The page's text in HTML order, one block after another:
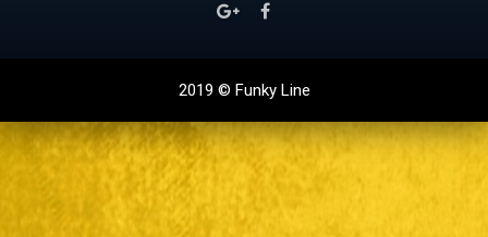
 
2019 © Funky Line